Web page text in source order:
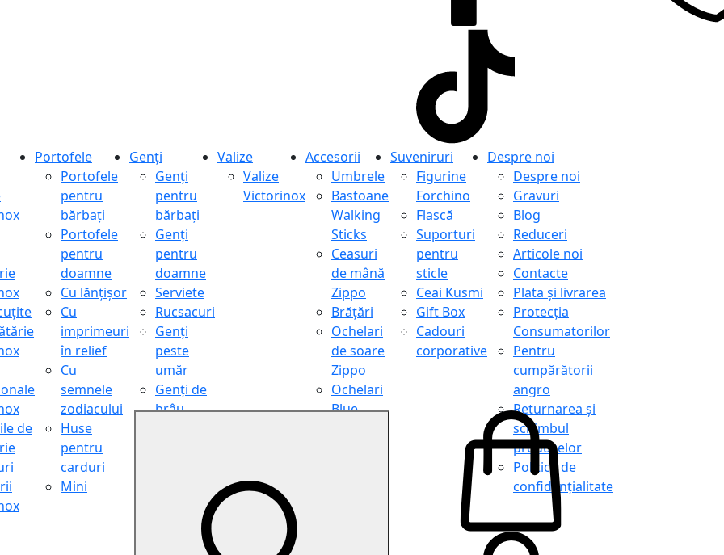
de
Portofele
Portofele
pentru
bărbați
Portofele
pentru
doamne
Cu lănțișor
Cu
imprimeuri
în relief
Cu
semnele
zodiacului
Huse
pentru
carduri
Mini
Genți
Genți
pentru
bărbați
Genți
pentru
doamne
Serviete
Rucsacuri
Genți
peste
umăr
Genți de
brâu
cosmetice
Valize
Valize
Victorinox
Accesorii
Umbrele
Bastoane
Walking
Sticks
Ceasuri
de mână
Zippo
Brățări
Ochelari
de soare
Zippo
Ochelari
Blue
Suveniruri
Figurine
Forchino
Flască
Suporturi
pentru
sticle
Ceai Kusmi
Gift Box
Cadouri
corporative
Despre noi
Despre noi
Gravuri
Blog
Reduceri
Articole noi
Contacte
Plata și livrarea
Protecţia
Consumatorilor
Pentru
cumpărătorii
angro
Returnarea și
schimbul
produselor
Politica de
confidențialitate